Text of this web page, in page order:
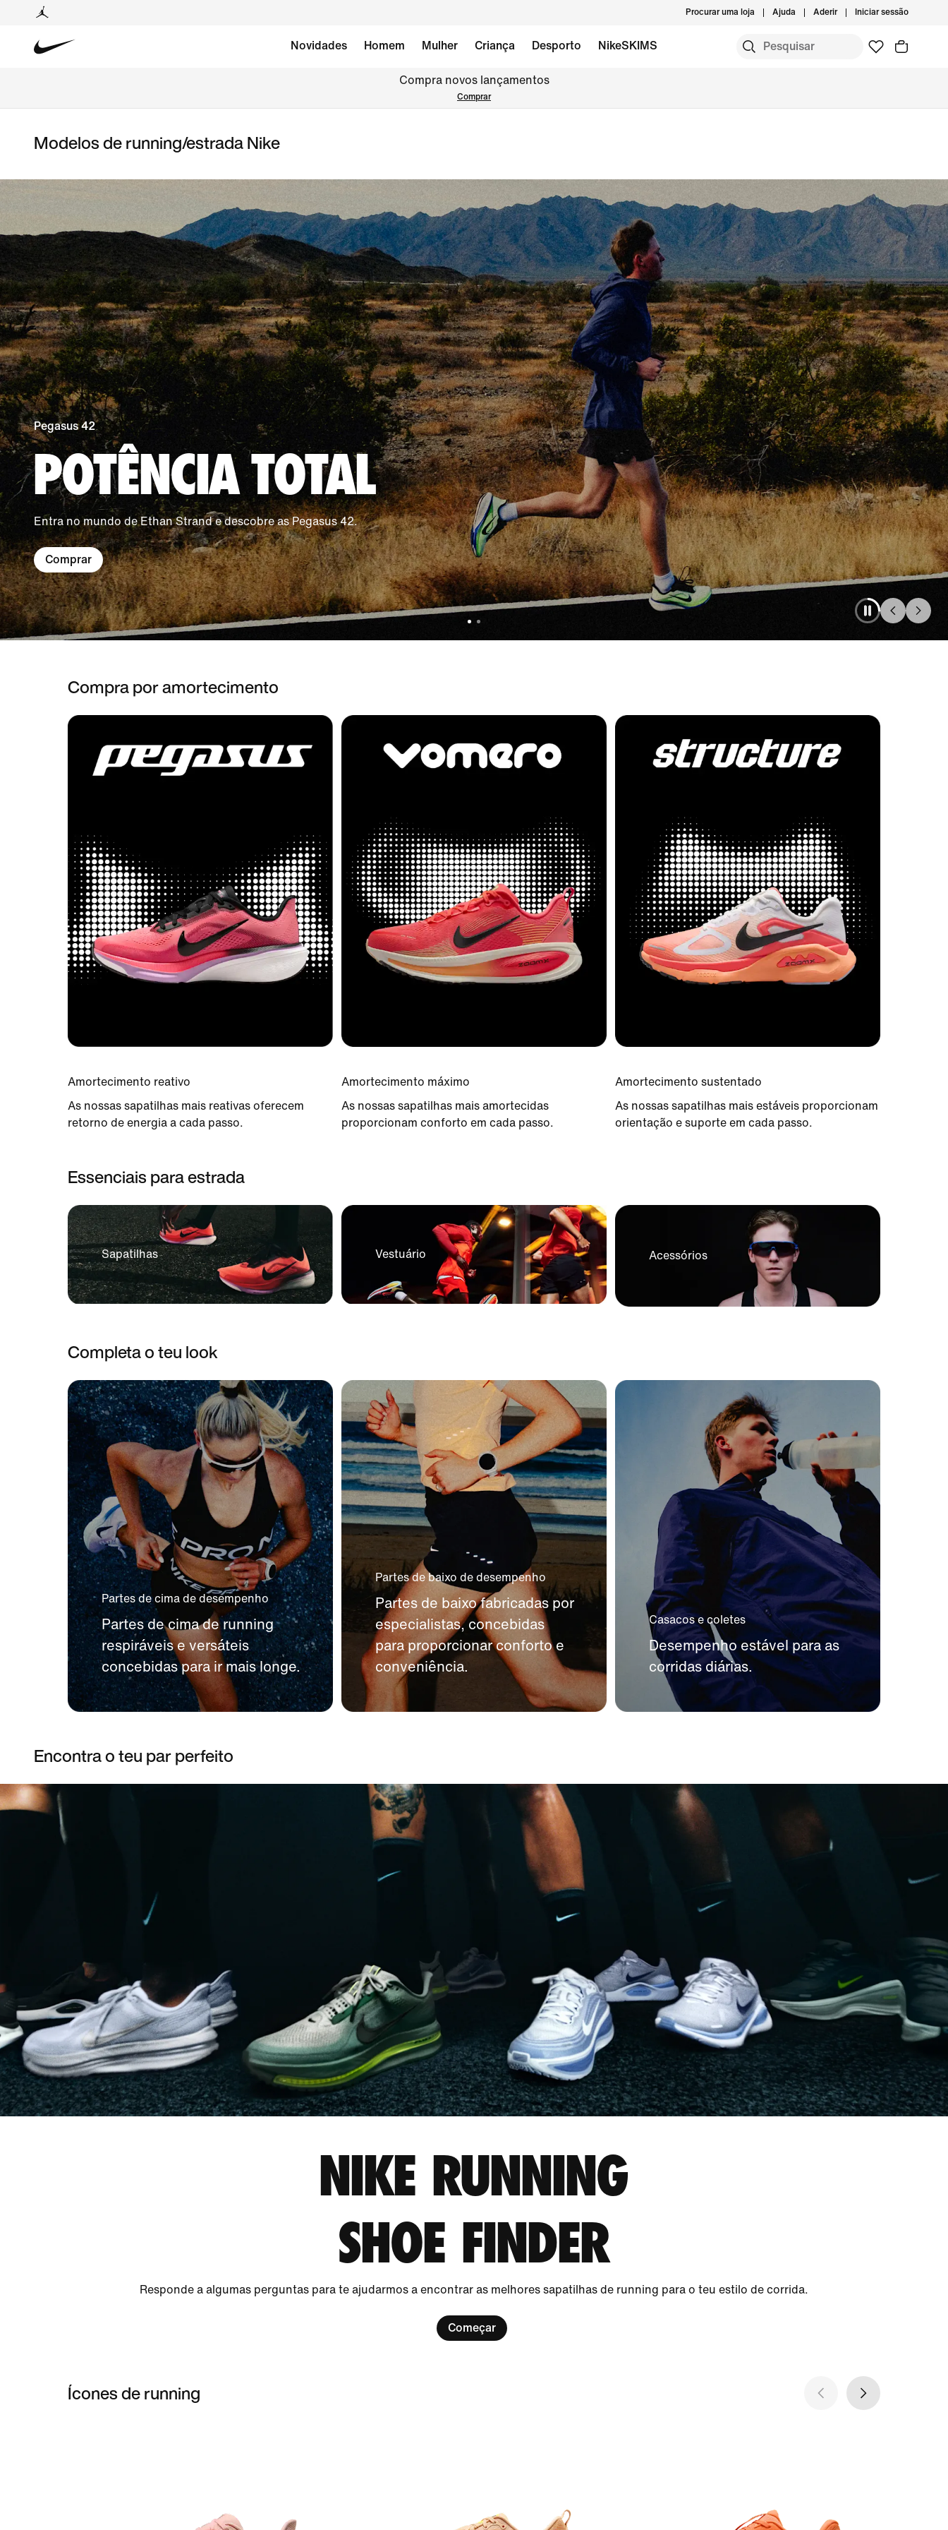
Procurar uma loja Ajuda Aderir Iniciar sessão
Novidades Homem Mulher Criança Desporto NikeSKIMS
Compra novos lançamentos
Comprar
Modelos de running/estrada Nike
Pegasus 42
POTÊNCIA TOTAL
Entra no mundo de Ethan Strand e descobre as Pegasus 42.
Comprar
Compra por amortecimento
Amortecimento reativo
As nossas sapatilhas mais reativas oferecem
retorno de energia a cada passo.
Amortecimento máximo
As nossas sapatilhas mais amortecidas
proporcionam conforto em cada passo.
Amortecimento sustentado
As nossas sapatilhas mais estáveis proporcionam
orientação e suporte em cada passo.
Essenciais para estrada
Sapatilhas Vestuário Acessórios
Completa o teu look
Partes de cima de desempenho
Partes de cima de running
respiráveis e versáteis
concebidas para ir mais longe.
Partes de baixo de desempenho
Partes de baixo fabricadas por
especialistas, concebidas
para proporcionar conforto e
conveniência.
Casacos e coletes
Desempenho estável para as
corridas diárias.
Encontra o teu par perfeito
NIKE RUNNING
SHOE FINDER
Responde a algumas perguntas para te ajudarmos a encontrar as melhores sapatilhas de running para o teu estilo de corrida.
Começar
Ícones de running